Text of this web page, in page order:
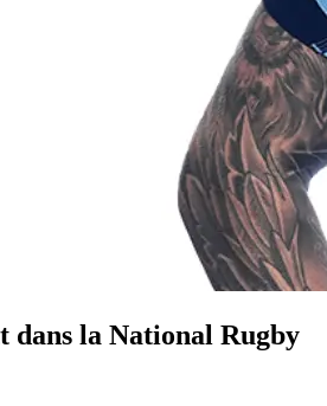
la National Rugby